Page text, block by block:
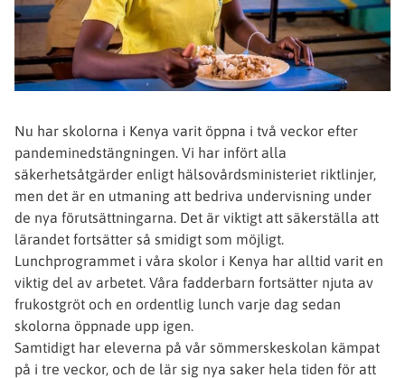
Nu har skolorna i Kenya varit öppna i två veckor efter
pandeminedstängningen. Vi har infört alla
säkerhetsåtgärder enligt hälsovårdsministeriet riktlinjer,
men det är en utmaning att bedriva undervisning under
de nya förutsättningarna. Det är viktigt att säkerställa att
lärandet fortsätter så smidigt som möjligt.
Lunchprogrammet i våra skolor i Kenya har alltid varit en
viktig del av arbetet. Våra fadderbarn fortsätter njuta av
frukostgröt och en ordentlig lunch varje dag sedan
skolorna öppnade upp igen.
Samtidigt har eleverna på vår sömmerskeskolan kämpat
på i tre veckor, och de lär sig nya saker hela tiden för att